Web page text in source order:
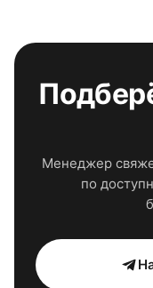
Менеджер
по